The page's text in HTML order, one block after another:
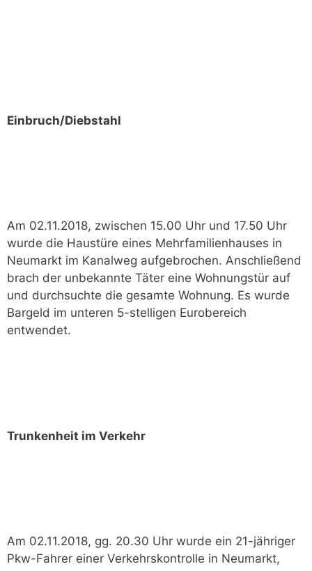
Einbruch/Diebstahl
Am 02.11.2018, zwischen 15.00 Uhr und 17.50 Uhr
wurde die Haustüre eines Mehrfamilienhauses in
Neumarkt im Kanalweg aufgebrochen. Anschließend
brach der unbekannte Täter eine Wohnungstür auf
und durchsuchte die gesamte Wohnung. Es wurde
Bargeld im unteren 5-stelligen Eurobereich
entwendet.
Trunkenheit im Verkehr
Am 02.11.2018, gg. 20.30 Uhr wurde ein 21-jähriger
Pkw-Fahrer einer Verkehrskontrolle in Neumarkt,